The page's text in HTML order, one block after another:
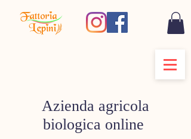
Azienda agricola
biologica online